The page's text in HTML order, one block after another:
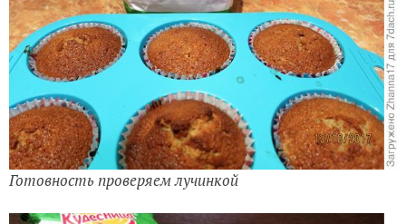
Готовность проверяем лучинкой